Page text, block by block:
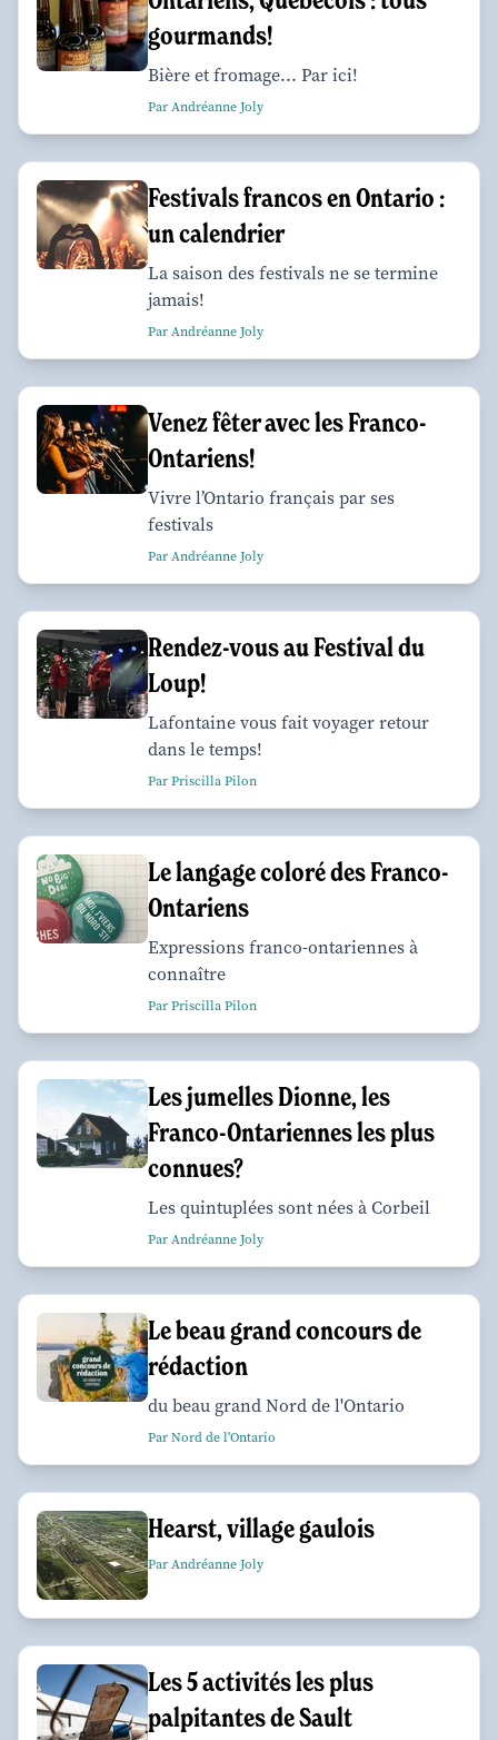
gourmands!
Bière et fromage... Par ici!
Par Andréanne Joly
Festivals francos en Ontario :
un calendrier
La saison des festivals ne se termine
jamais!
Par Andréanne Joly
Venez fêter avec les Franco-
Ontariens!
Vivre l’Ontario français par ses
festivals
Par Andréanne Joly
Rendez-vous au Festival du
Loup!
Lafontaine vous fait voyager retour
dans le temps!
Par Priscilla Pilon
Le langage coloré des Franco-
Ontariens
Expressions franco-ontariennes à
connaître
Par Priscilla Pilon
Les jumelles Dionne, les
Franco-Ontariennes les plus
connues?
Les quintuplées sont nées à Corbeil
Par Andréanne Joly
Le beau grand concours de
rédaction
du beau grand Nord de l'Ontario
Par Nord de l'Ontario
Hearst, village gaulois
Par Andréanne Joly
Les 5 activités les plus
palpitantes de Sault